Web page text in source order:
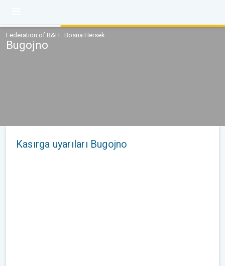
Federation of B&H · Bosna Hersek
Bugojno
Kasırga uyarıları Bugojno